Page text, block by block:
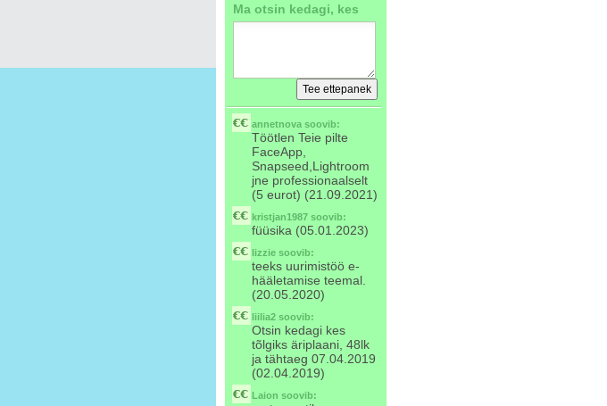
Ma otsin kedagi, kes
annetnova soovib:
Töötlen Teie pilte
FaceApp,
Snapseed,Lightroom
jne professionaalselt
(5 eurot) (21.09.2021)
kristjan1987 soovib:
füüsika (05.01.2023)
lizzie soovib:
teeks uurimistöö e-
hääletamise teemal.
(20.05.2020)
liilia2 soovib:
Otsin kedagi kes
tõlgiks äriplaani, 48lk
ja tähtaeg 07.04.2019
(02.04.2019)
Laion soovib: